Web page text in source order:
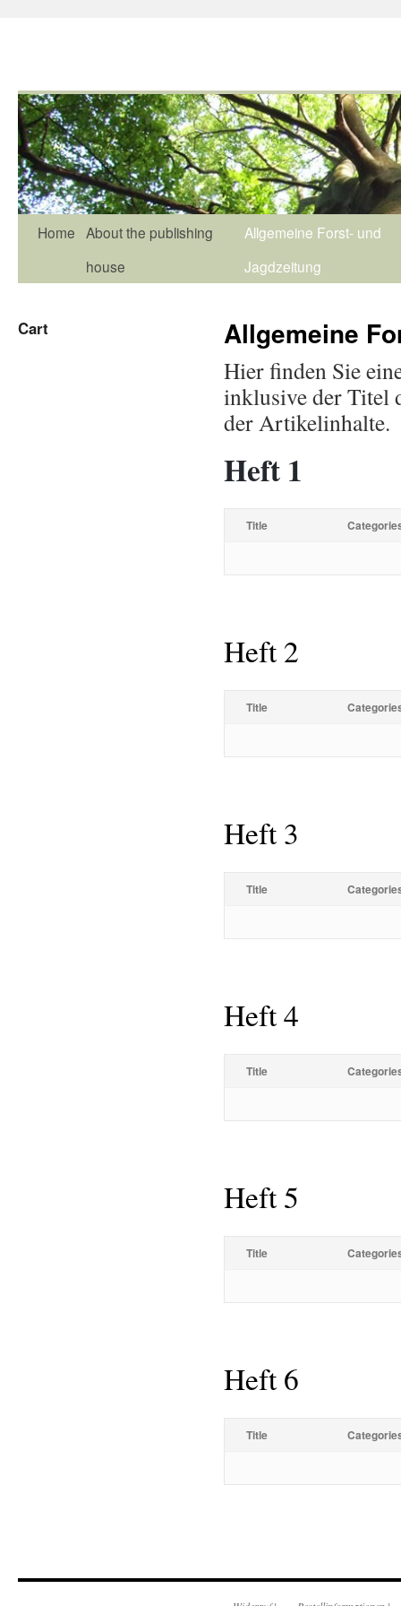
Home About the publishing
house
Allgemeine Forst- und
Jagdzeitung
Allgemeine
Hier finden Sie
inklusive der Titel
der Artikelinhalte.
Heft 1
Title
Heft 2
Title
Heft 3
Title
Heft 4
Title
Heft 5
Title
Heft 6
Title
Cart